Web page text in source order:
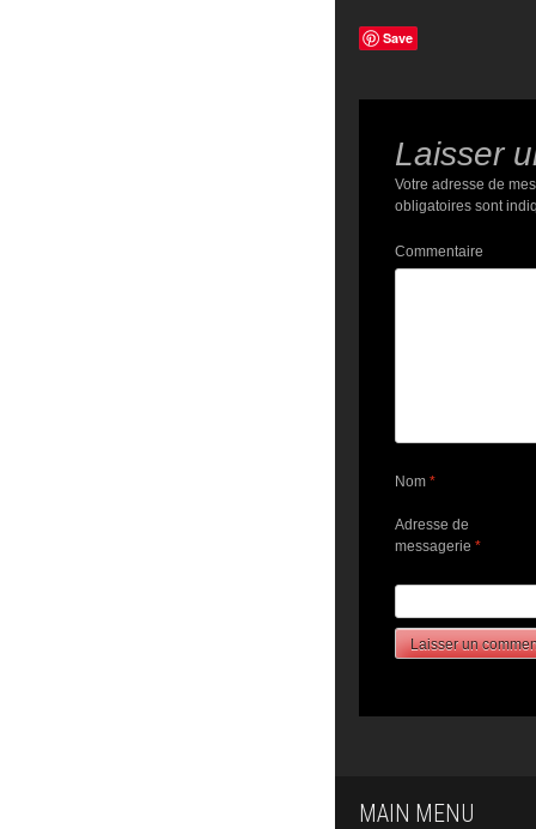
Save
Laisser
Votre adresse de
obligatoires sont
Commentaire
Nom *
Adresse de
messagerie *
MAIN MENU